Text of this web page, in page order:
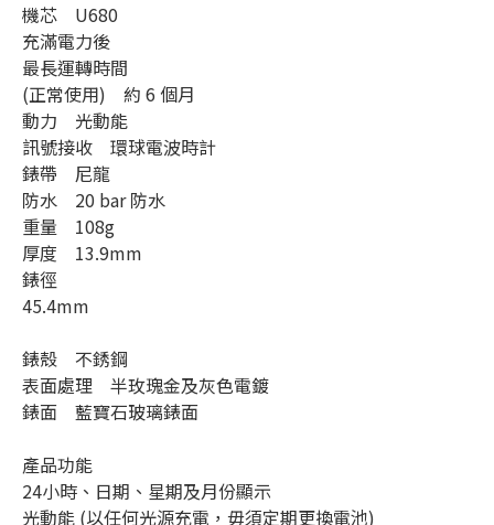
機芯    U680
充滿電力後
最長運轉時間
(正常使用)    約 6 個月
動力    光動能
訊號接收    環球電波時計
錶帶    尼龍
防水    20 bar 防水
重量    108g
厚度    13.9mm
錶徑
45.4mm
錶殼    不銹鋼
表面處理    半玫瑰金及灰色電鍍
錶面    藍寶石玻璃錶面
產品功能
24小時、日期、星期及月份顯示
光動能 (以任何光源充電，毋須定期更換電池)